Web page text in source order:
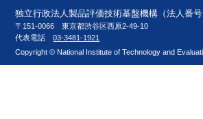
独立行政法人製品評価技術基盤機構（法人番号
〒151-0066 東京都渋谷区西原2-49-10
代表電話03-3481-1921
Copyright © National Institute of Technology and